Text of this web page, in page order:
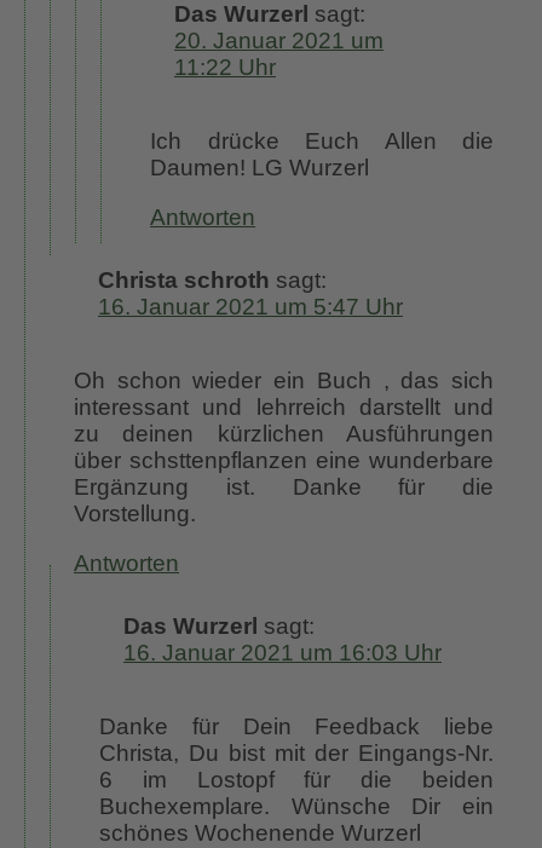
Das Wurzerl sagt:
20. Januar 2021 um
11:22 Uhr
Ich drücke Euch Allen die
Daumen! LG Wurzerl
Antworten
Christa schroth sagt:
16. Januar 2021 um 5:47 Uhr
Oh schon wieder ein Buch , das sich
interessant und lehrreich darstellt und
zu deinen kürzlichen Ausführungen
über schsttenpflanzen eine wunderbare
Ergänzung ist. Danke für die
Vorstellung.
Antworten
Das Wurzerl sagt:
16. Januar 2021 um 16:03 Uhr
Danke für Dein Feedback liebe
Christa, Du bist mit der Eingangs-Nr.
6 im Lostopf für die beiden
Buchexemplare. Wünsche Dir ein
schönes Wochenende Wurzerl